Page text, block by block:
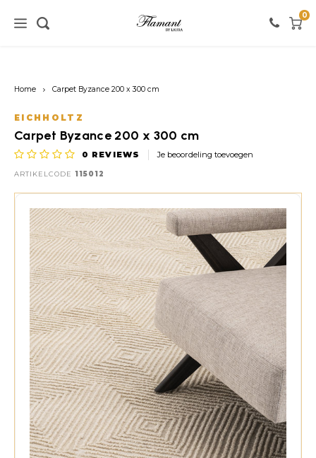
Vloerlampen
Tafellampen
Hanglampen
Wandlampen
Kasten
Stoelen
Tafels
Banken
Witte tinten
Roze tinten
Zwarte tinten
Rode tinten
Warme Kleuren
0
Home Carpet Byzance 200 x 300 cm
EICHHOLTZ
Carpet Byzance 200 x 300 cm
0 REVIEWS Je beoordeling toevoegen
ARTIKELCODE 115012